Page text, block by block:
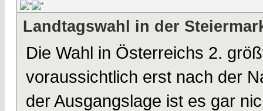
Landtagswahl in der
Die Wahl in Österreichs 2.
voraussichtlich erst nach der
der Ausgangslage ist es gar